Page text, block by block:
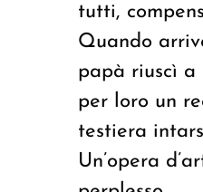
tutti,
Quando
papà riuscì a
per loro un
testiera
Un’opera